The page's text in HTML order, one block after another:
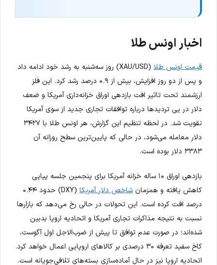
اخبار اونس طلا
قیمت اونس طلا
(XAU/USD) روز سه‌شنبه به رشد خود ادامه داد
و پس از دو روز افزایش، بیش از ۰.۹ درصد رشد کرد. این فلز
ارزشمند تحت تاثیر افت بازدهی اوراق خزانه‌داری آمریکا و ضعف
دلار در پی تردیدها درباره توافقات تجاری جدید از سوی آمریکا
تقویت شد. در لحظه تنظیم این گزارش، هر اونس طلا با ۳۴۲۷
دلار معامله می‌شود، در حالی که پایین‌ترین سطح روزانه آن
۳۳۸۳ دلار بوده است.
بازدهی اوراق ۱۰ ساله خزانه آمریکا برای پنجمین جلسه پیاپی
کاهش یافته و همزمان شاخص دلار آمریکا
(DXY) حدود ۰.۴۴
درصد افت کرده است. این تحولات در حالی رخ می‌دهد که بازارها
نسبت به نتیجه مذاکرات تجاری آمریکا و اتحادیه اروپا بدبین
شده‌اند؛ در صورت عدم توافق تا پیش از ضرب‌الاجل اول آگوست،
کاخ سفید تعرفه ۳۰ درصدی بر کالاهای اروپایی اعمال خواهد کرد.
اتحادیه اروپا نیز در حال آماده‌سازی بسته‌های تلافی‌جویانه است.